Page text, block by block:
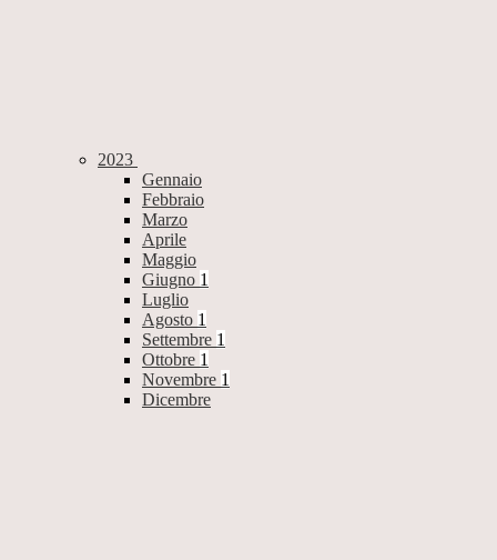
2023
Gennaio
Febbraio
Marzo
Aprile
Maggio
Giugno 1
Luglio
Agosto 1
Settembre 1
Ottobre 1
Novembre 1
Dicembre